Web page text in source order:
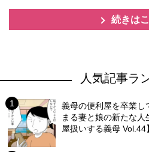
続きは
人気記事ラ
義母の便利屋を卒業し
まる妻と娘の新たな人
屋扱いする義母 Vol.44